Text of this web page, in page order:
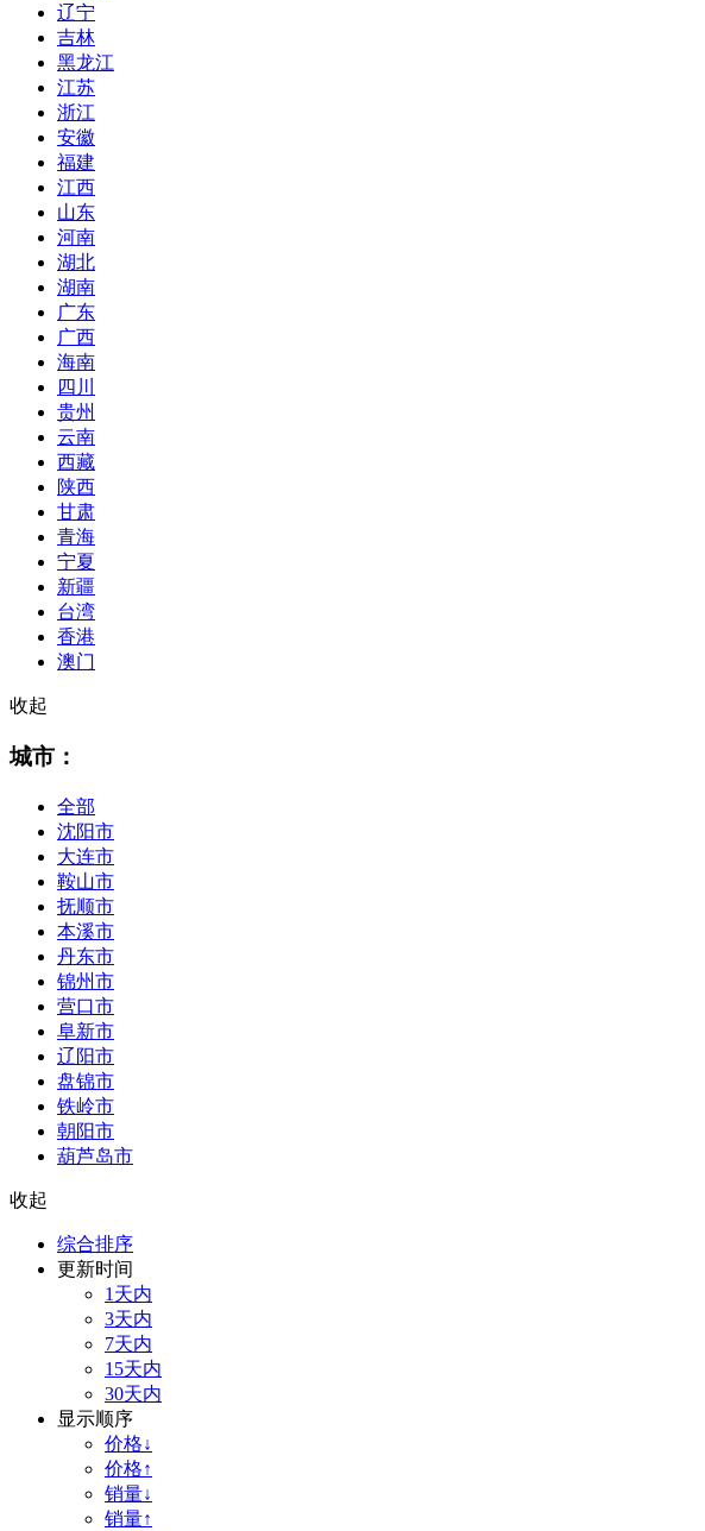
辽宁
吉林
黑龙江
江苏
浙江
安徽
福建
江西
山东
河南
湖北
湖南
广东
广西
海南
四川
贵州
云南
西藏
陕西
甘肃
青海
宁夏
新疆
台湾
香港
澳门
收起
城市：
全部
沈阳市
大连市
鞍山市
抚顺市
本溪市
丹东市
锦州市
营口市
阜新市
辽阳市
盘锦市
铁岭市
朝阳市
葫芦岛市
收起
综合排序
更新时间
1天内
3天内
7天内
15天内
30天内
显示顺序
价格↓
价格↑
销量↓
销量↑